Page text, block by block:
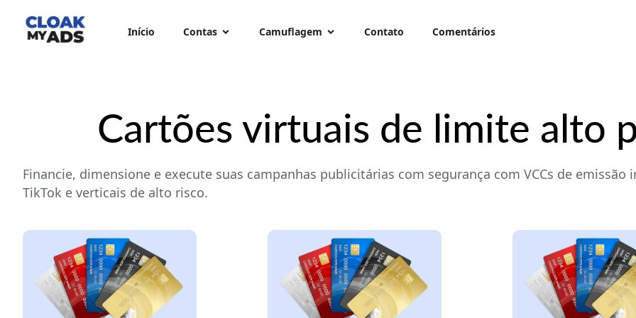
Início Contas Camuflagem Contato Comentários
Cartões virtuais de limite alto
Financie, dimensione e execute suas campanhas publicitárias com segurança com VCCs de emissão
TikTok e verticais de alto risco.